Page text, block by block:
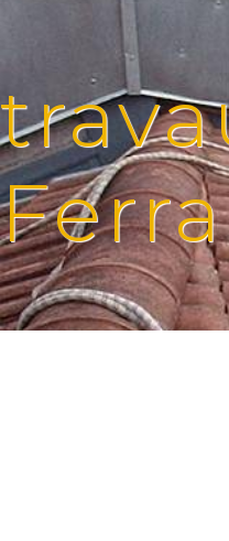
Panneau de gestion des